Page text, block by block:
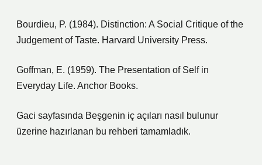
Bourdieu, P. (1984). Distinction: A Social Critique of the
Judgement of Taste. Harvard University Press.
Goffman, E. (1959). The Presentation of Self in
Everyday Life. Anchor Books.
Gaci sayfasında Beşgenin iç açıları nasıl bulunur
üzerine hazırlanan bu rehberi tamamladık.